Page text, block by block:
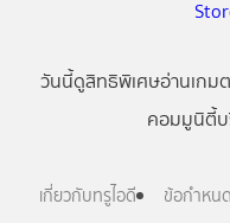
วันนี้ดูสิทธิพิเศษอ่านเกม
คอมมูนิตี้
เกี่ยวกับทรูไอดี ข้อกำหนด